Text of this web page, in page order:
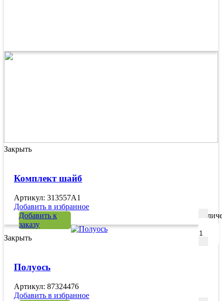
Закрыть
Комплект шайб
Артикул: 313557A1
Добавить в избранное
Добавить к
заказу
Закрыть
Полуось
Артикул: 87324476
Добавить в избранное